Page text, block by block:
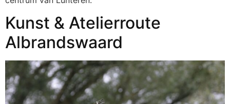
Kunst & Atelierroute
Albrandswaard